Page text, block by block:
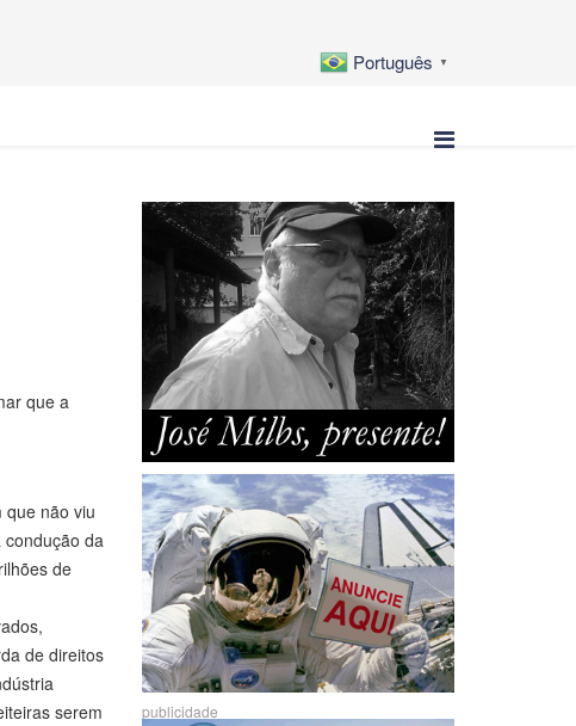
Português ▼
que a
que não viu
condução da
de
de direitos
serem
publicidade